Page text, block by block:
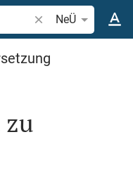
Bibelstelle oder
NeÜ